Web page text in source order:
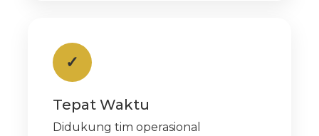
✓
Tepat Waktu
Didukung tim operasional